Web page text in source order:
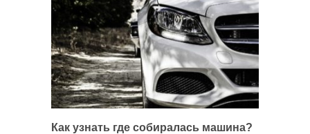
Как узнать где собиралась машина?